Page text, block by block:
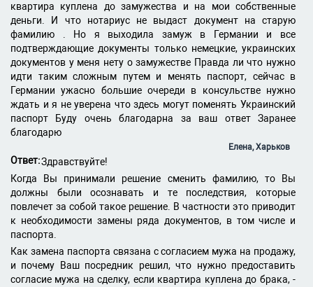
квартира куплена до замужества и на мои собственные
деньги. И что нотариус не выдаст документ на старую
фамилию . Но я выходила замуж в Германии и все
подтверждающие документы только немецкие, украинских
документов у меня нету о замужестве Правда ли что нужно
идти таким сложным путем и менять паспорт, сейчас в
Германии ужасно большие очереди в консульстве нужно
ждать и я не уверена что здесь могут поменять Украинский
паспорт Буду очень благодарна за ваш ответ Заранее
благодарю
Елена, Харьков
Ответ:Здравствуйте!
Когда Вы принимали решение сменить фамилию, то Вы
должны были осознавать и те последствия, которые
повлечет за собой такое решение. В частности это приводит
к необходимости замены ряда документов, в том числе и
паспорта.
Как замена паспорта связана с согласием мужа на продажу,
и почему Ваш посредник решил, что нужно предоставить
согласие мужа на сделку, если квартира куплена до брака, -